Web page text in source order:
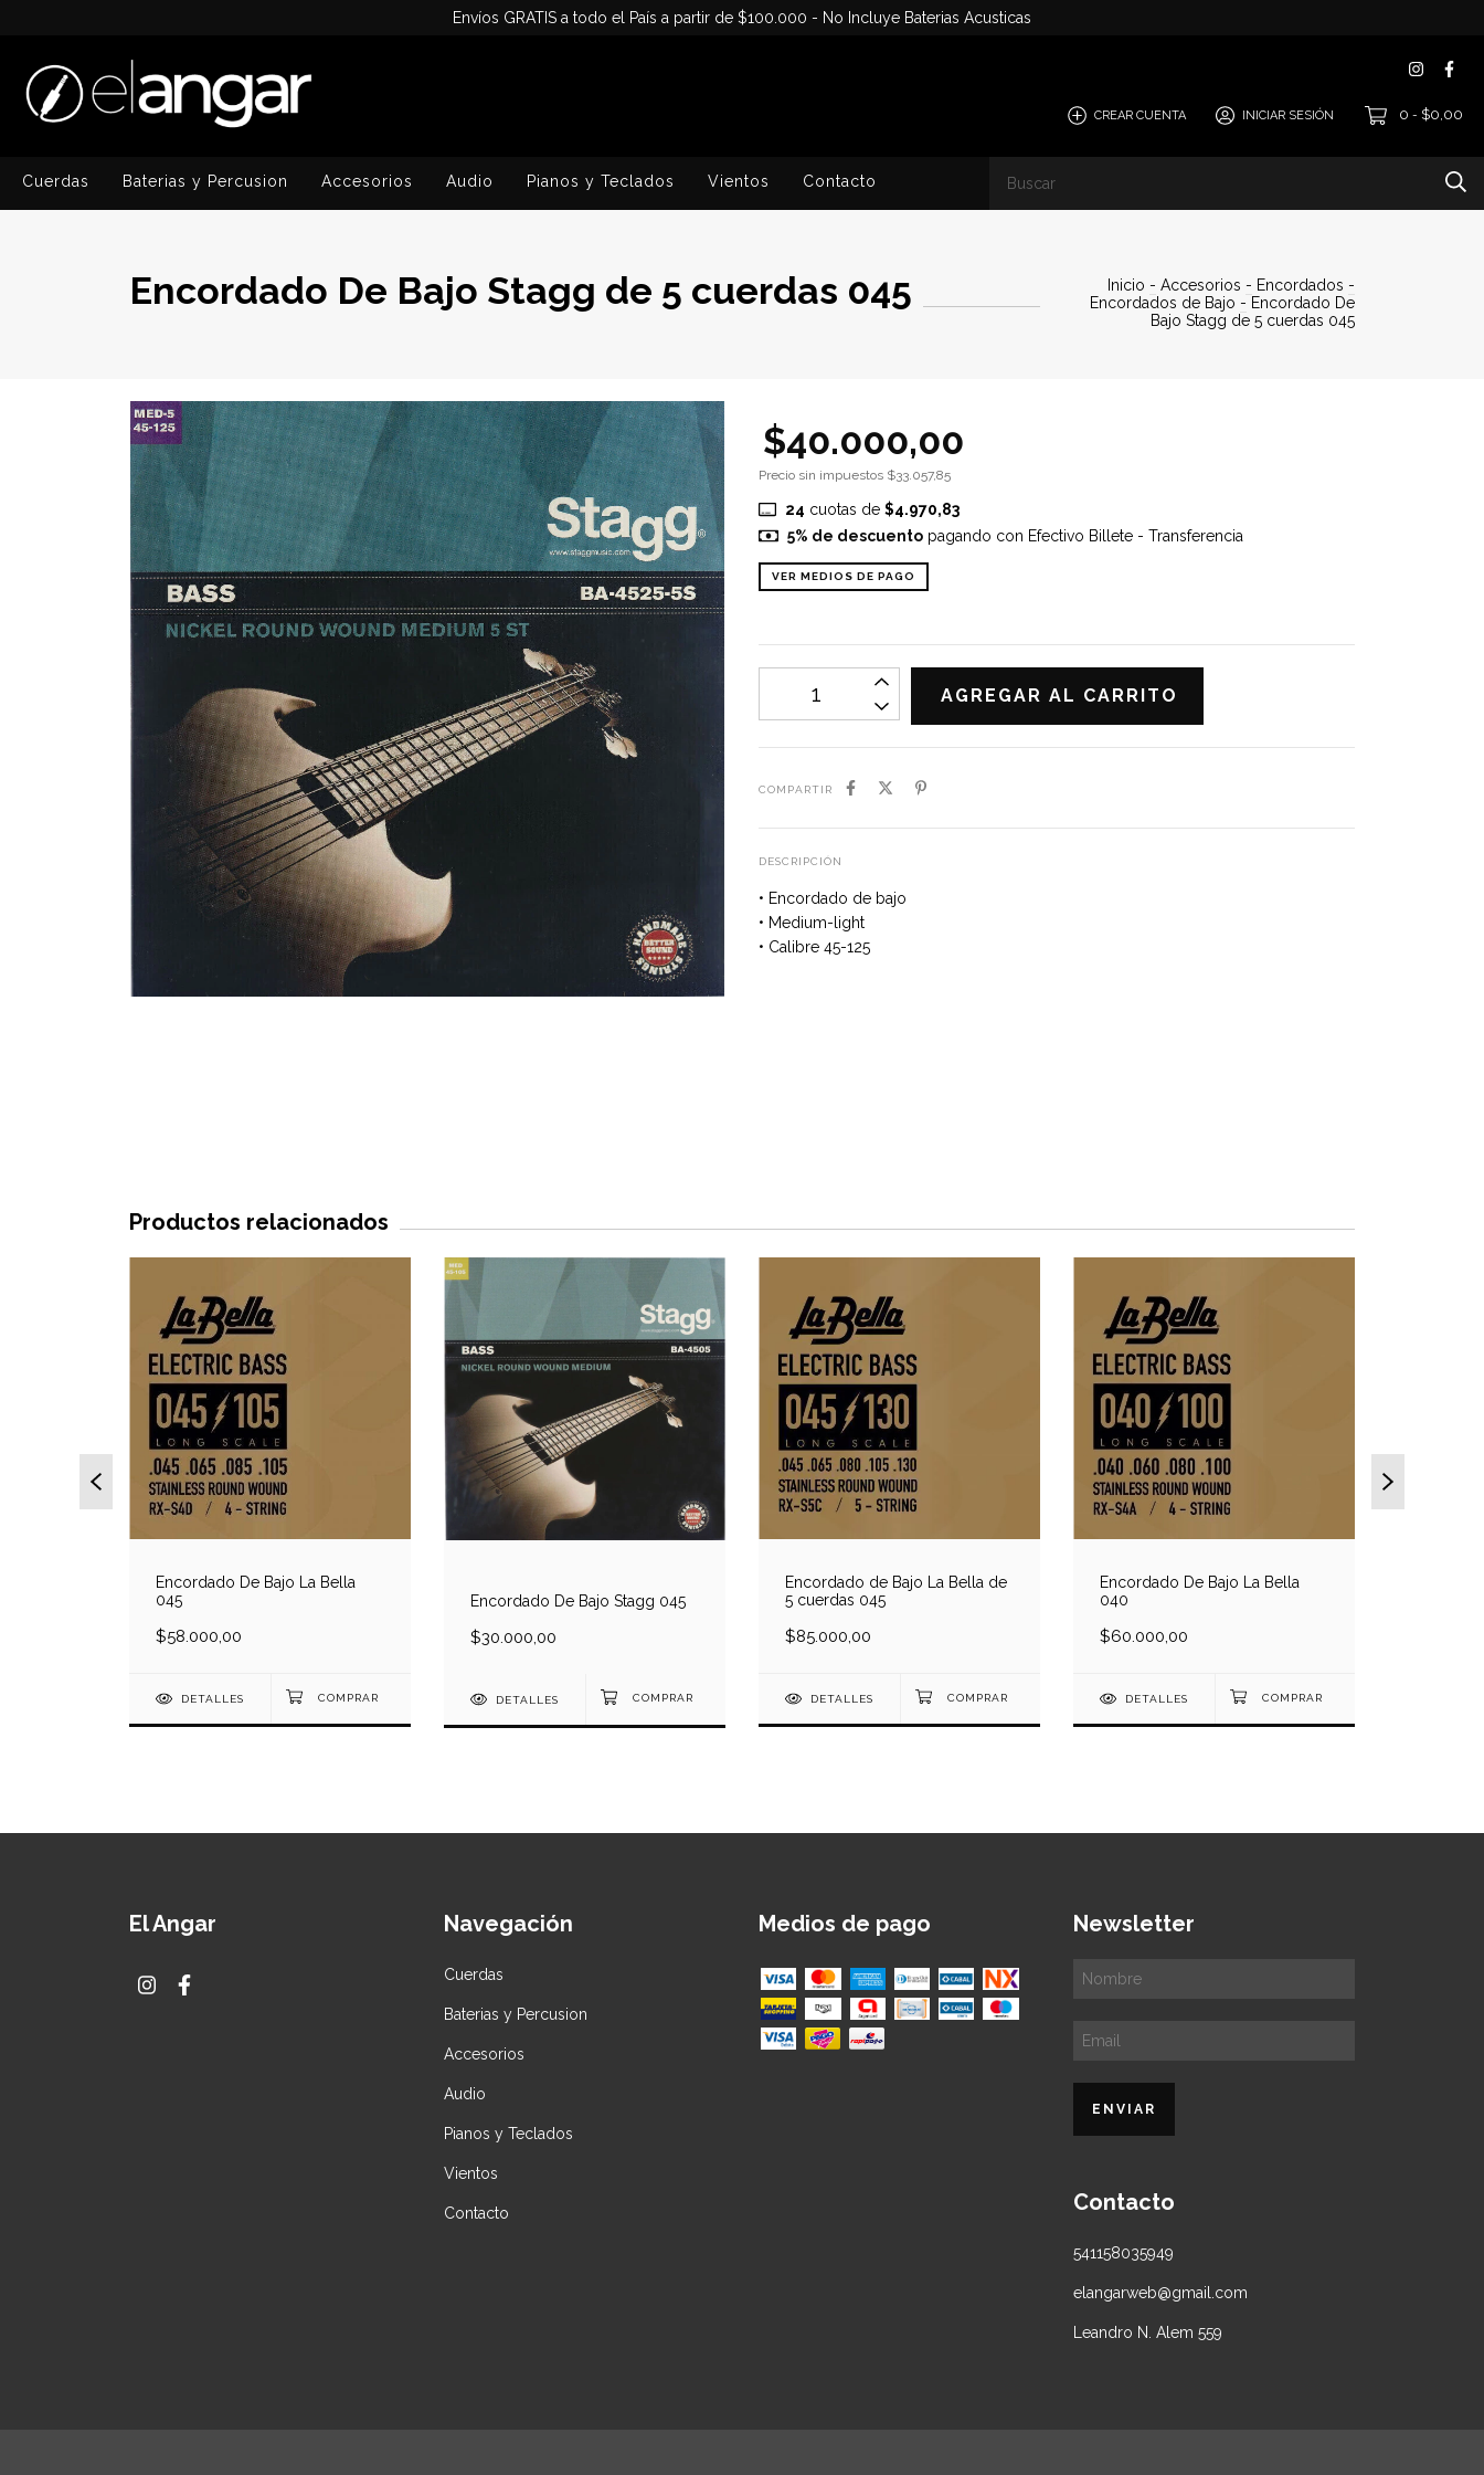
Envíos GRATIS a todo el País a partir de $100.000 - No Incluye Baterias Acusticas
CREAR CUENTA INICIAR SESIÓN 0 - $0,00
Cuerdas Baterias y Percusion Accesorios Audio Pianos y Teclados Vientos Contacto
Encordado De Bajo Stagg de 5 cuerdas 045 Inicio - Accesorios - Encordados -
Encordados de Bajo - Encordado De
Bajo Stagg de 5 cuerdas 045
$40.000,00
Precio sin impuestos $33.057,85
24 cuotas de $4.970,83
5% de descuentopagando con Efectivo Billete - Transferencia
VER MEDIOS DE PAGO
COMPARTIR
DESCRIPCIÓN
• Encordado de bajo
• Medium-light
• Calibre 45-125
Productos relacionados
Encordado De Bajo La Bella
045
$58.000,00
DETALLES
Encordado De Bajo Stagg 045
$30.000,00
DETALLES
Encordado de Bajo La Bella de
5 cuerdas 045
$85.000,00
DETALLES
Encordado De Bajo La Bella
040
$60.000,00
DETALLES
El Angar Navegación
Cuerdas
Baterias y Percusion
Accesorios
Audio
Pianos y Teclados
Vientos
Contacto
Medios de pago Newsletter
Contacto
541158035949
elangarweb@gmail.com
Leandro N. Alem 559